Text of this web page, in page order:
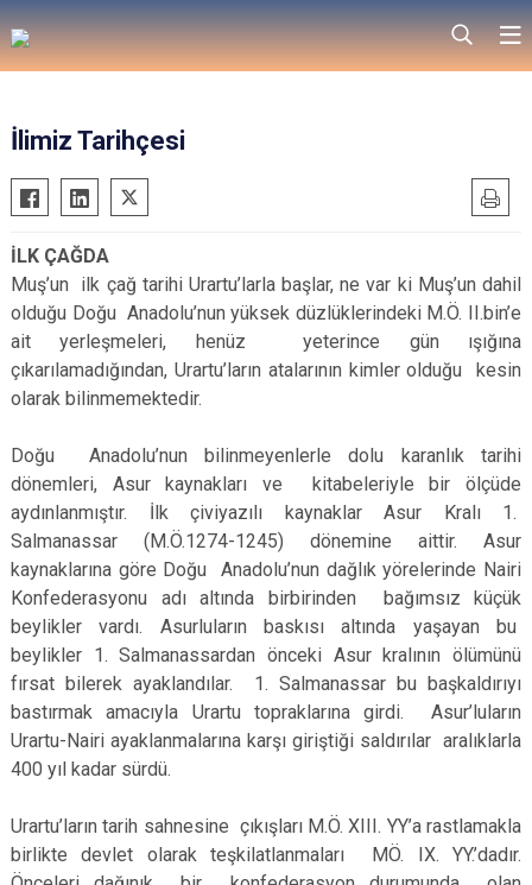
İlimiz Tarihçesi
İLK ÇAĞDA
Muş’un ilk çağ tarihi Urartu’larla başlar, ne var ki Muş’un dahil
olduğu Doğu Anadolu’nun yüksek düzlüklerindeki M.Ö. II.bin’e
ait yerleşmeleri, henüz yeterince gün ışığına
çıkarılamadığından, Urartu’ların atalarının kimler olduğu kesin
olarak bilinmemektedir.
Doğu Anadolu’nun bilinmeyenlerle dolu karanlık tarihi
dönemleri, Asur kaynakları ve kitabeleriyle bir ölçüde
aydınlanmıştır. İlk çiviyazılı kaynaklar Asur Kralı 1.
Salmanassar (M.Ö.1274-1245) dönemine aittir. Asur
kaynaklarına göre Doğu Anadolu’nun dağlık yörelerinde Nairi
Konfederasyonu adı altında birbirinden bağımsız küçük
beylikler vardı. Asurluların baskısı altında yaşayan bu
beylikler 1. Salmanassardan önceki Asur kralının ölümünü
fırsat bilerek ayaklandılar. 1. Salmanassar bu başkaldırıyı
bastırmak amacıyla Urartu topraklarına girdi. Asur’luların
Urartu-Nairi ayaklanmalarına karşı giriştiği saldırılar aralıklarla
400 yıl kadar sürdü.
Urartu’ların tarih sahnesine çıkışları M.Ö. XIII. YY’a rastlamakla
birlikte devlet olarak teşkilatlanmaları MÖ. IX. YY.’dadır.